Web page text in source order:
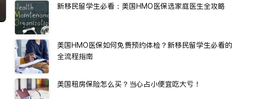
新移民留学生必看：美国HMO医保选家庭医生全攻略
美国HMO医保如何免费预约体检？新移民留学生必看的
全流程指南
美国租房保险怎么买？当心占小便宜吃大亏！